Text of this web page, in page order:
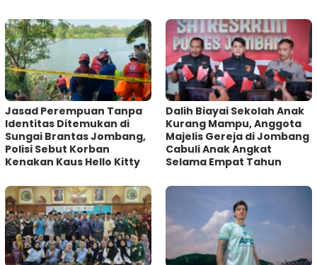
Jasad Perempuan Tanpa
Identitas Ditemukan di
Sungai Brantas Jombang,
Polisi Sebut Korban
Kenakan Kaus Hello Kitty
Dalih Biayai Sekolah Anak
Kurang Mampu, Anggota
Majelis Gereja di Jombang
Cabuli Anak Angkat
Selama Empat Tahun